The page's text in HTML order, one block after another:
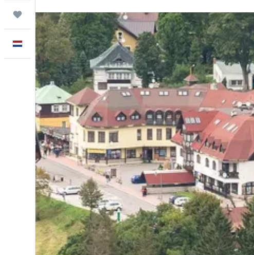
Trips
Nederlands